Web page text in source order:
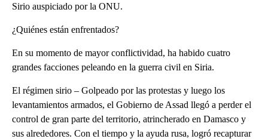
Sirio auspiciado por la ONU.
¿Quiénes están enfrentados?
En su momento de mayor conflictividad, ha habido cuatro
grandes facciones peleando en la guerra civil en Siria.
El régimen sirio – Golpeado por las protestas y luego los
levantamientos armados, el Gobierno de Assad llegó a perder el
control de gran parte del territorio, atrincherado en Damasco y
sus alrededores. Con el tiempo y la ayuda rusa, logró recapturar